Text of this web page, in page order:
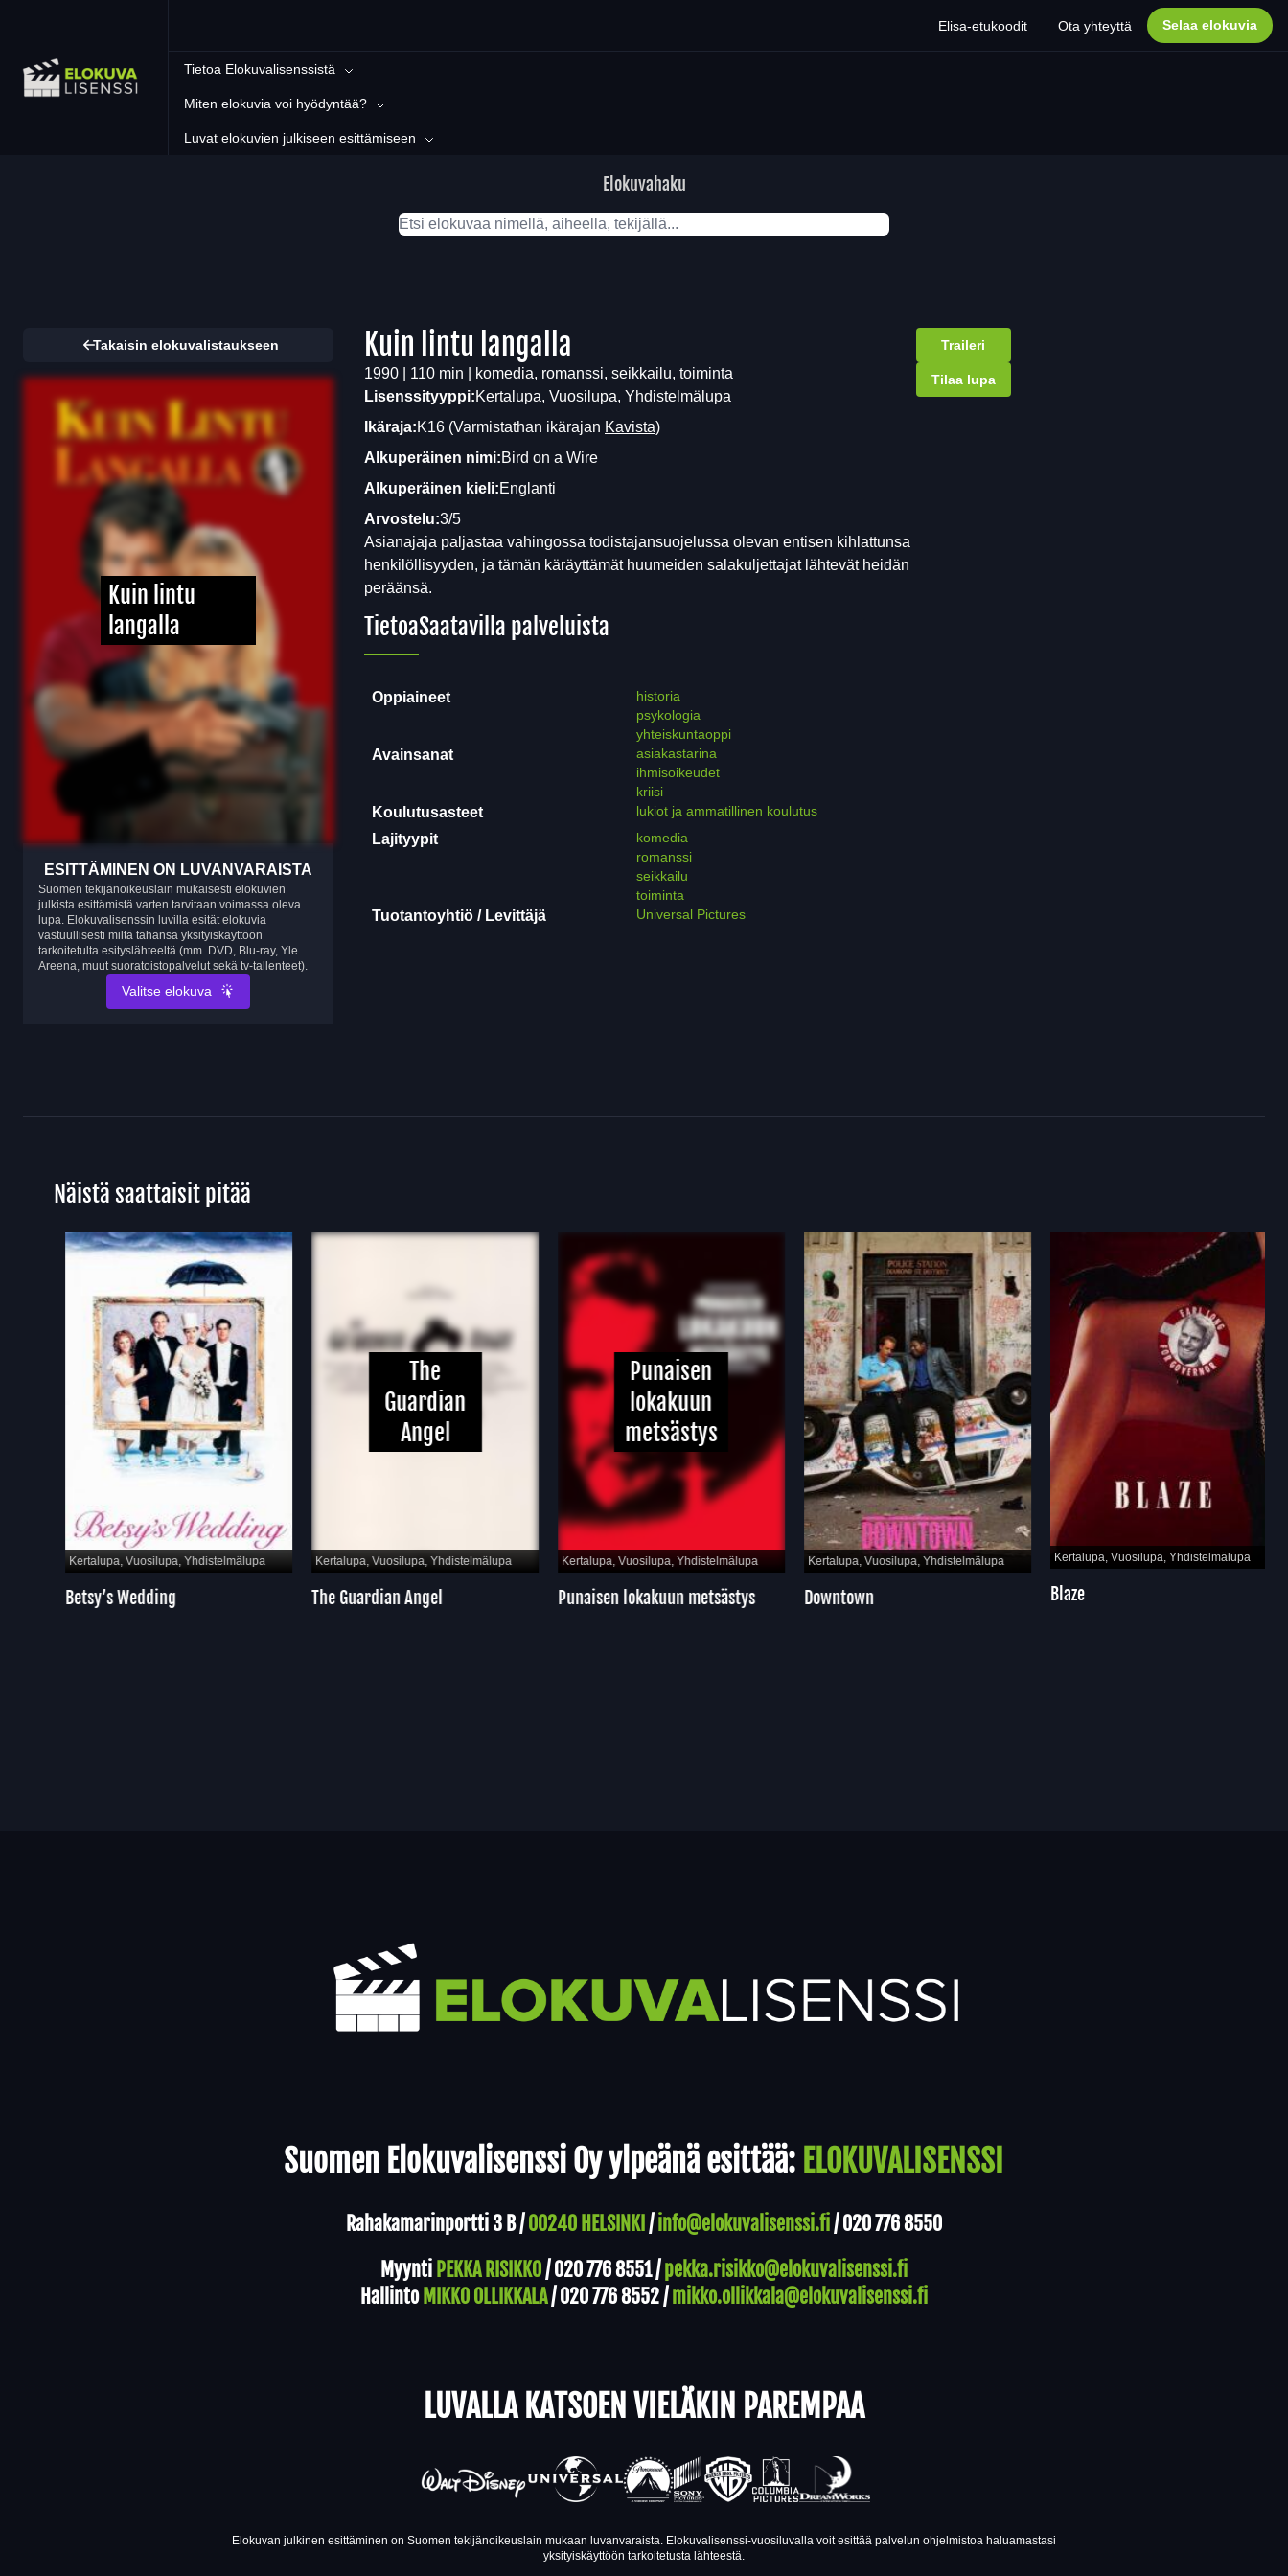
Elisa-etukoodit Ota yhteyttä Selaa elokuvia
Tietoa Elokuvalisenssistä
Miten elokuvia voi hyödyntää?
Luvat elokuvien julkiseen esittämiseen
Elokuvahaku
Takaisin elokuvalistaukseen
Kuin lintu
langalla
ESITTÄMINEN ON LUVANVARAISTA
Suomen tekijänoikeuslain mukaisesti elokuvien
julkista esittämistä varten tarvitaan voimassa oleva
lupa. Elokuvalisenssin luvilla esität elokuvia
vastuullisesti miltä tahansa yksityiskäyttöön
tarkoitetulta esityslähteeltä (mm. DVD, Blu-ray, Yle
Areena, muut suoratoistopalvelut sekä tv-tallenteet).
Valitse elokuva
Traileri
Tilaa lupa
Kuin lintu langalla
1990 | 110 min | komedia, romanssi, seikkailu, toiminta
Lisenssityyppi:Kertalupa, Vuosilupa, Yhdistelmälupa
Ikäraja:K16 (Varmistathan ikärajan Kavista)
Alkuperäinen nimi:Bird on a Wire
Alkuperäinen kieli:Englanti
Arvostelu:3/5
Asianajaja paljastaa vahingossa todistajansuojelussa olevan entisen kihlattunsa
henkilöllisyyden, ja tämän käräyttämät huumeiden salakuljettajat lähtevät heidän
peräänsä.
TietoaSaatavilla palveluista
Oppiaineet
historia
psykologia
yhteiskuntaoppi
Avainsanat
asiakastarina
ihmisoikeudet
kriisi
Koulutusasteet lukiot ja ammatillinen koulutus
Lajityypit
komedia
romanssi
seikkailu
toiminta
Tuotantoyhtiö / Levittäjä Universal Pictures
Näistä saattaisit pitää
Kertalupa, Vuosilupa, Yhdistelmälupa
Betsy’s Wedding
The
Guardian
Angel
Kertalupa, Vuosilupa, Yhdistelmälupa
The Guardian Angel
Punaisen
lokakuun
metsästys
Kertalupa, Vuosilupa, Yhdistelmälupa
Punaisen lokakuun metsästys
Kertalupa, Vuosilupa, Yhdistelmälupa
Downtown
Kertalupa, Vuosilupa, Yhdistelmälupa
Blaze
Suomen Elokuvalisenssi Oy ylpeänä esittää: ELOKUVALISENSSI
Rahakamarinportti 3 B /00240 HELSINKI /info@elokuvalisenssi.fi/020 776 8550
Myynti PEKKA RISIKKO/020 776 8551/pekka.risikko@elokuvalisenssi.fi
Hallinto MIKKO OLLIKKALA/020 776 8552/mikko.ollikkala@elokuvalisenssi.fi
LUVALLA KATSOEN VIELÄKIN PAREMPAA
Elokuvan julkinen esittäminen on Suomen tekijänoikeuslain mukaan luvanvaraista. Elokuvalisenssi-vuosiluvalla voit esittää palvelun ohjelmistoa haluamastasi
yksityiskäyttöön tarkoitetusta lähteestä.